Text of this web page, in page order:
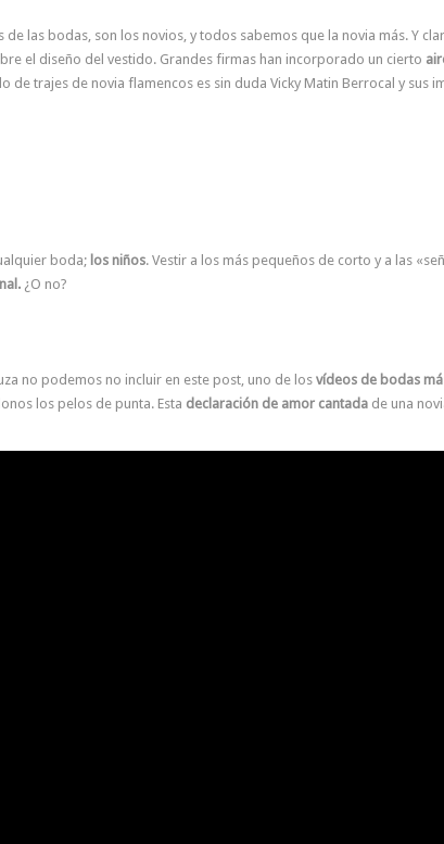
las bodas, son los novios, y todos sabemos que la novia más. Y
el diseño del vestido. Grandes firmas han incorporado un cierto
de trajes de novia flamencos es sin duda Vicky Matin Berrocal y sus
boda; los niños. Vestir a los más pequeños de corto y a las
¿O no?
no podemos no incluir en este post, uno de los vídeos de bodas
los pelos de punta. Esta declaración de amor cantada de una